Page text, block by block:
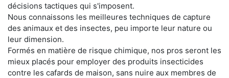
décisions tactiques qui s'imposent.
Nous connaissons les meilleures techniques de capture
des animaux et des insectes, peu importe leur nature ou
leur dimension.
Formés en matière de risque chimique, nos pros seront les
mieux placés pour employer des produits insecticides
contre les cafards de maison, sans nuire aux membres de